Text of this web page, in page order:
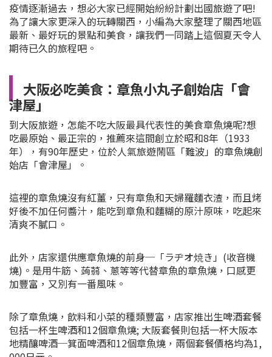
疫情逐漸過去，想必大家已經開始紛紛計劃出國旅遊了吧!
為了讓大家更深入的玩轉關西，小編為大家整理了關西地區
最新、最好玩的景點和美食，讓我們一同踏上這個夏天令人
期待已久的旅程吧 。
大阪必吃美食：章魚小丸子創始店「會
津屋」
到大阪旅遊，怎能不吃大阪最具代表性的美食章魚燒呢?想
吃最原始、最正宗的，推薦來這間創立於昭和8年（1933
年），有90年歷史，位於人氣旅遊鬧區「難波」的章魚燒創
始店「會津屋」。
這裡的章魚燒沒有紅薑，只有章魚和天婦羅麵衣渣，而且烤
好後不加任何醬汁，能吃到章魚和麵糊的原汁原味，吃起來
清爽不膩口。
此外，店家還供應章魚燒的前身─「ラヂオ焼き」(收音機
燒)。是用牛筋、蒟蒻、蔥等等代替章魚的章魚燒，口感更
加豐富，又別有一番風味。
除了章魚燒，飲料和小菜的種類豐富，店家推出生啤酒套餐
包括一杯生啤酒和12個章魚燒; 大阪套餐則包括一杯大阪本
地精釀啤酒─箕面啤酒和12個章魚燒，兩個套餐價格均為1,